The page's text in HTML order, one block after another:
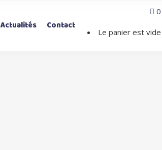
Actualités Contact
0
Le panier est vide